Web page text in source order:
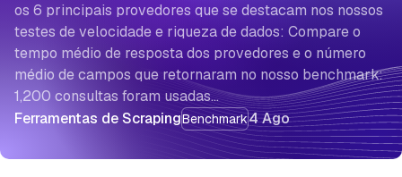
Ferramentas de ScrapingBenchmark4 Ago
os 6 principais provedores que se destacam nos nossos
testes de velocidade e riqueza de dados: Compare o
tempo médio de resposta dos provedores e o número
médio de campos que retornaram no nosso benchmark:
1,200 consultas foram usadas…